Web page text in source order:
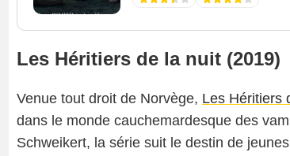
Les Héritiers de la nuit (2019)
Venue tout droit de Norvège, Les Héritiers
dans le monde cauchemardesque des
Schweikert, la série suit le destin de